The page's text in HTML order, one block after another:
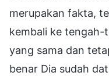
merupakan fakta,
kembali ke tengah-
yang sama dan
benar Dia sudah